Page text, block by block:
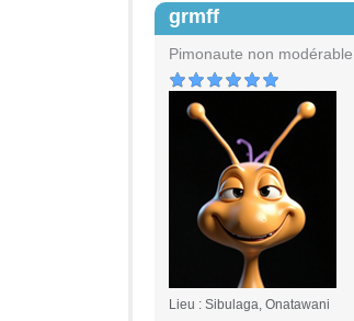
grmff
Pimonaute non modérable
Lieu : Sibulaga, Onatawani